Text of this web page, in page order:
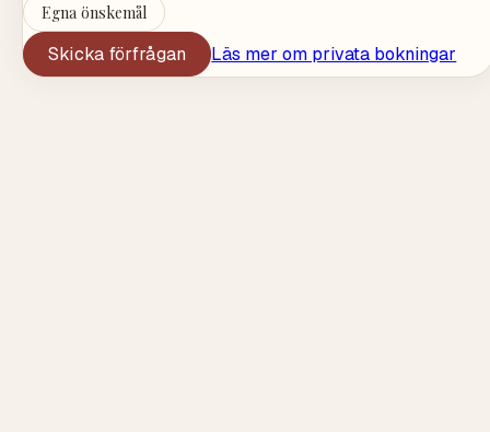
Egna önskemål
Skicka förfrågan Läs mer om privata bokningar